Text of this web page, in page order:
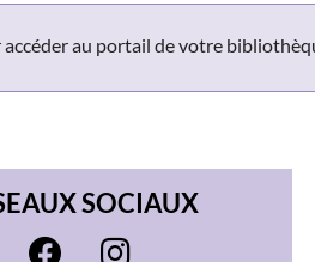
accéder au portail de votre
SOCIAUX